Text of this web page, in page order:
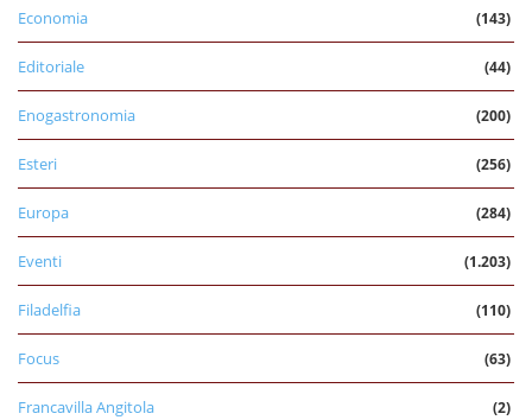
Economia (143)
Editoriale (44)
Enogastronomia (200)
Esteri (256)
Europa (284)
Eventi (1.203)
Filadelfia (110)
Focus (63)
Francavilla Angitola (2)